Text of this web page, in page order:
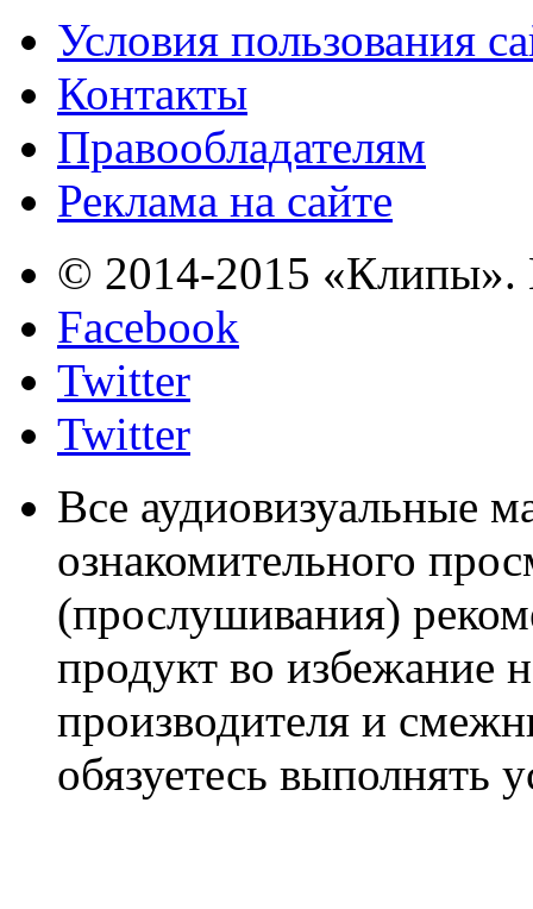
Условия пользования
Контакты
Правообладателям
Реклама на сайте
© 2014-2015 «Клипы».
Facebook
Twitter
Twitter
Все аудиовизуальные
ознакомительного
(прослушивания)
продукт во избежание
производителя и
обязуетесь выполнять